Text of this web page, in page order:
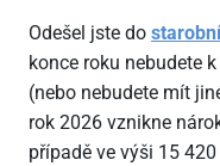
Odešel jste do
konce roku nebudete
(nebo nebudete mít
rok 2026 vznikne
případě ve výši 15 420